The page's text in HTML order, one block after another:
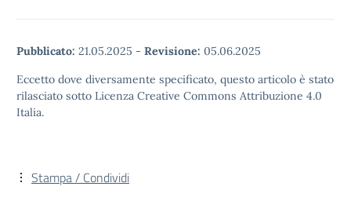
Pubblicato: 21.05.2025 - Revisione: 05.06.2025
Eccetto dove diversamente specificato, questo articolo è stato
rilasciato sotto Licenza Creative Commons Attribuzione 4.0
Italia.
Stampa / Condividi